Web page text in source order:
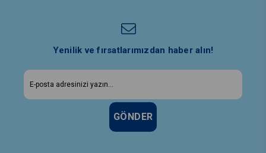
Yenilik ve fırsatlarımızdan haber alın!
GÖNDER